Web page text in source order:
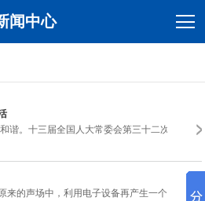
闻中心
。十三届全国人大常委会第三十二次会议审
的声场中，利用电子设备再产生一个与原来